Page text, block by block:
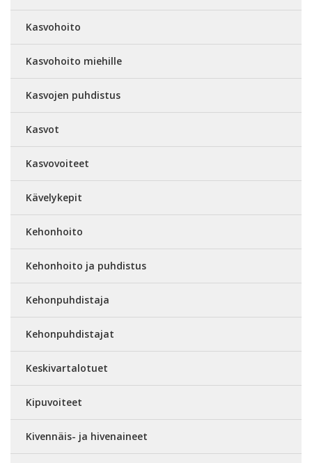
Kasvohoito
Kasvohoito miehille
Kasvojen puhdistus
Kasvot
Kasvovoiteet
Kävelykepit
Kehonhoito
Kehonhoito ja puhdistus
Kehonpuhdistaja
Kehonpuhdistajat
Keskivartalotuet
Kipuvoiteet
Kivennäis- ja hivenaineet